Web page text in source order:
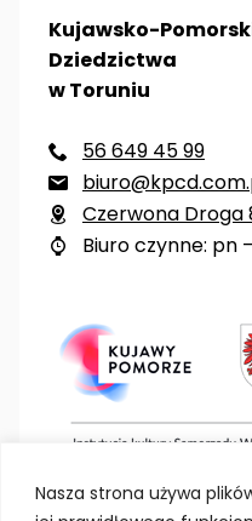
Nasza strona używa
Kujawsko-
Dziedzictwa
w Toruniu
 56 649 45 99

 Czerwona Droga
 Biuro czynne: pn